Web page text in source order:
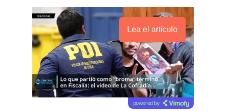
Lea el artículo
powered by